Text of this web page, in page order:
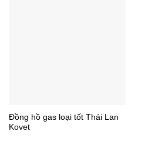
Đồng hồ gas loại tốt Thái Lan
Kovet